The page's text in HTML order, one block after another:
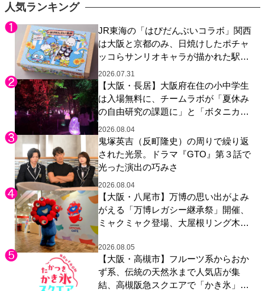
人気ランキング
JR東海の「はぴだんぶいコラボ」関西
は大阪と京都のみ、日焼けしたポチャ
ッコらサンリオキャラが描かれた駅弁
やグッズが登場
2026.07.31
【大阪・長居】大阪府在住の小中学生
は入場無料に、チームラボが「夏休み
の自由研究の課題に」と「ボタニカル
ガーデン 大阪」へ招待
2026.08.04
鬼塚英吉（反町隆史）の周りで繰り返
された光景。ドラマ『GTO』第３話で
光った演出の巧みさ
2026.08.04
【大阪・八尾市】万博の思い出がよみ
がえる「万博レガシー継承祭」開催、
ミャクミャク登場、大屋根リング木材
展示も
2026.08.05
【大阪・高槻市】フルーツ系からおか
ず系、伝統の天然氷まで人気店が集
結、高槻阪急スクエアで「かき氷」祭